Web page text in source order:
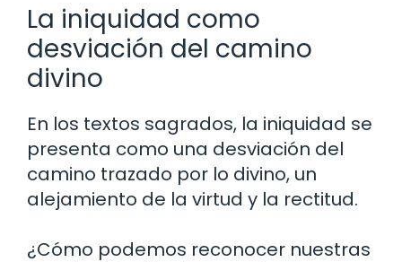
La iniquidad como
desviación del camino
divino
En los textos sagrados, la iniquidad se
presenta como una desviación del
camino trazado por lo divino, un
alejamiento de la virtud y la rectitud.
¿Cómo podemos reconocer nuestras